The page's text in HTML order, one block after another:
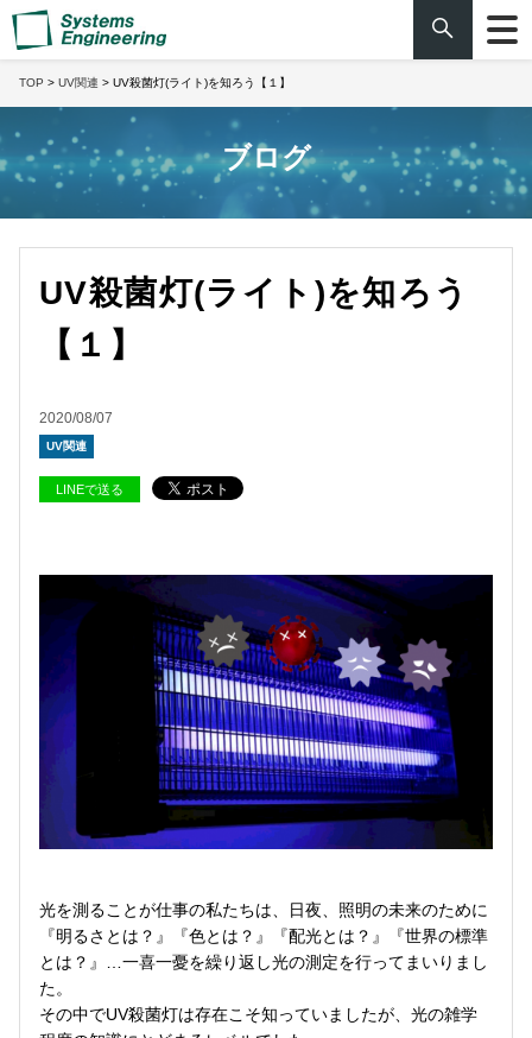
TOP > UV関連 > UV殺菌灯(ライト)を知ろう【１】
ブログ
UV殺菌灯(ライト)を知ろう
【１】
2020/08/07
UV関連
LINEで送る
光を測ることが仕事の私たちは、日夜、照明の未来のために
『明るさとは？』『色とは？』『配光とは？』『世界の標準
とは？』…一喜一憂を繰り返し光の測定を行ってまいりまし
た。
その中でUV殺菌灯は存在こそ知っていましたが、光の雑学